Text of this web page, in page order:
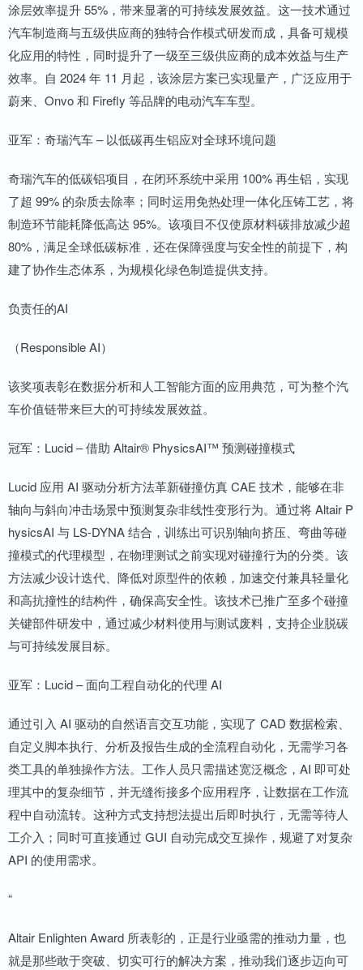
涂层效率提升 55%，带来显著的可持续发展效益。这一技术通过
汽车制造商与五级供应商的独特合作模式研发而成，具备可规模
化应用的特性，同时提升了一级至三级供应商的成本效益与生产
效率。自 2024 年 11 月起，该涂层方案已实现量产，广泛应用于
蔚来、Onvo 和 Firefly 等品牌的电动汽车车型。
亚军：奇瑞汽车 – 以低碳再生铝应对全球环境问题
奇瑞汽车的低碳铝项目，在闭环系统中采用 100% 再生铝，实现
了超 99% 的杂质去除率；同时运用免热处理一体化压铸工艺，将
制造环节能耗降低高达 95%。该项目不仅使原材料碳排放减少超
80%，满足全球低碳标准，还在保障强度与安全性的前提下，构
建了协作生态体系，为规模化绿色制造提供支持。
负责任的AI
（Responsible AI）
该奖项表彰在数据分析和人工智能方面的应用典范，可为整个汽
车价值链带来巨大的可持续发展效益。
冠军：Lucid – 借助 Altair® PhysicsAI™ 预测碰撞模式
Lucid 应用 AI 驱动分析方法革新碰撞仿真 CAE 技术，能够在非
轴向与斜向冲击场景中预测复杂非线性变形行为。通过将 Altair P
hysicsAI 与 LS-DYNA 结合，训练出可识别轴向挤压、弯曲等碰
撞模式的代理模型，在物理测试之前实现对碰撞行为的分类。该
方法减少设计迭代、降低对原型件的依赖，加速交付兼具轻量化
和高抗撞性的结构件，确保高安全性。该技术已推广至多个碰撞
关键部件研发中，通过减少材料使用与测试废料，支持企业脱碳
与可持续发展目标。
亚军：Lucid – 面向工程自动化的代理 AI
通过引入 AI 驱动的自然语言交互功能，实现了 CAD 数据检索、
自定义脚本执行、分析及报告生成的全流程自动化，无需学习各
类工具的单独操作方法。工作人员只需描述宽泛概念，AI 即可处
理其中的复杂细节，并无缝衔接多个应用程序，让数据在工作流
程中自动流转。这种方式支持想法提出后即时执行，无需等待人
工介入；同时可直接通过 GUI 自动完成交互操作，规避了对复杂
API 的使用需求。
“
Altair Enlighten Award 所表彰的，正是行业亟需的推动力量，也
就是那些敢于突破、切实可行的解决方案，推动我们逐步迈向可